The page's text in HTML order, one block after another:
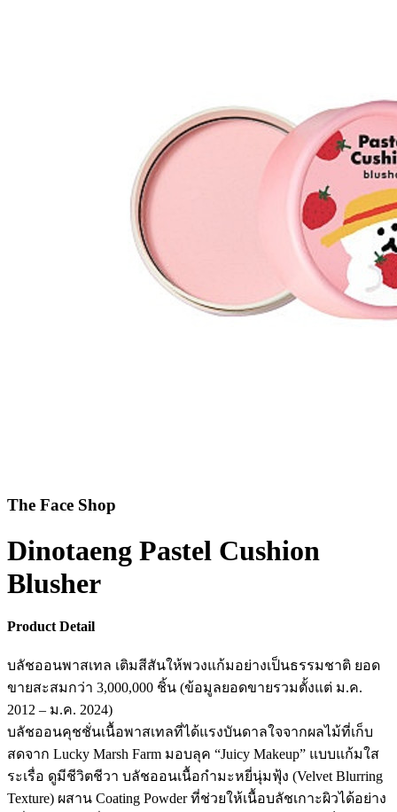
The Face Shop
Dinotaeng Pastel Cushion
Blusher
Product Detail
บลัชออนพาสเทล เติมสีสันให้พวงแก้มอย่างเป็นธรรมชาติ ยอด
ขายสะสมกว่า 3,000,000 ชิ้น (ข้อมูลยอดขายรวมตั้งแต่ ม.ค.
2012 – ม.ค. 2024)
บลัชออนคุชชั่นเนื้อพาสเทลที่ได้แรงบันดาลใจจากผลไม้ที่เก็บ
สดจาก Lucky Marsh Farm มอบลุค “Juicy Makeup” แบบแก้มใส
ระเรื่อ ดูมีชีวิตชีวา บลัชออนเนื้อกำมะหยี่นุ่มฟุ้ง (Velvet Blurring
Texture) ผสาน Coating Powder ที่ช่วยให้เนื้อบลัชเกาะผิวได้อย่าง